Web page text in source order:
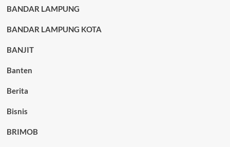
BANDAR LAMPUNG
BANDAR LAMPUNG KOTA
BANJIT
Banten
Berita
Bisnis
BRIMOB